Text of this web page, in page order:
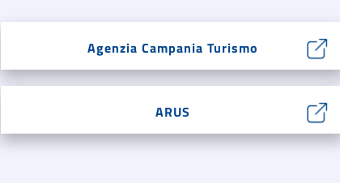
Agenzia Campania Turismo
ARUS